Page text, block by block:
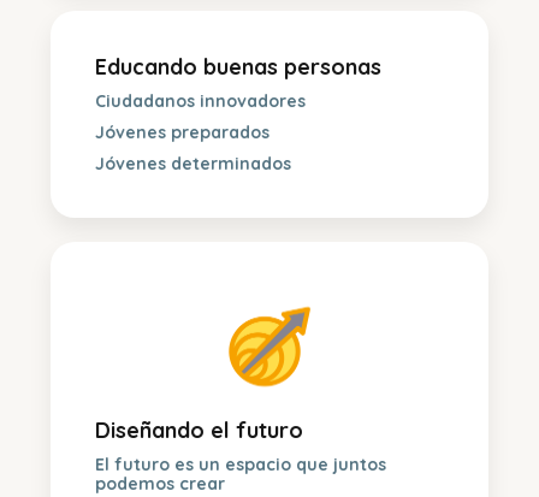
Educando buenas personas
Ciudadanos innovadores
Jóvenes preparados
Jóvenes determinados
Diseñando el futuro
El futuro es un espacio que juntos
podemos crear